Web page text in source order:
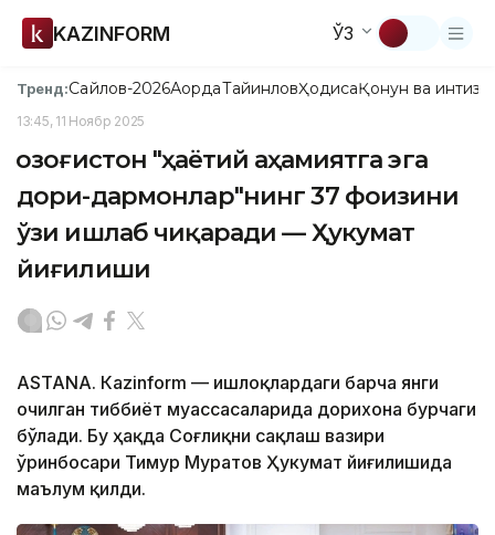
KAZINFORM ЎЗ
Тренд:Сайлов-2026АқордаТайинловҲодисаҚонун ва
13:45, 11 Ноябр 2025
Қозоғистон "ҳаётий аҳамиятга эга
дори-дармонлар"нинг 37 фоизини
ўзи ишлаб чиқаради — Ҳукумат
йиғилиши
ASTANА. Кazinform — Қишлоқлардаги барча янги
очилган тиббиёт муассасаларида дорихона бурчаги
бўлади. Бу ҳақда Соғлиқни сақлаш вазири
ўринбосари Тимур Муратов Ҳукумат йиғилишида
маълум қилди.